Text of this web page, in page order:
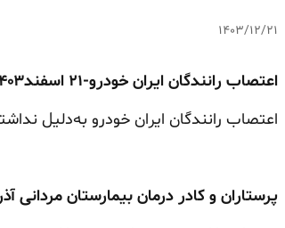
۱۴۰۳/۱۲/۲۱
اعتصاب رانندگان ایران خودرو-۲۱ اسفند۱۴۰۳
اعتصاب رانندگان ایران خودرو به‌دلیل
پرستاران و کادر درمان بیمارستان مردانی آذر تبریز-۲۰